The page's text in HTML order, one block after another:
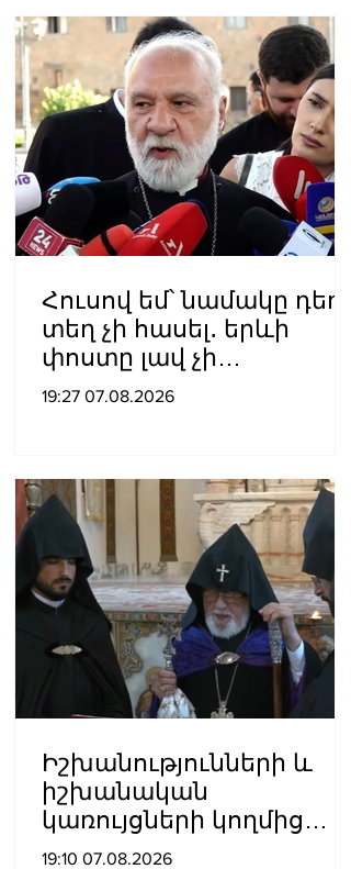
Հուսով եմ՝ նամակը դեռ
տեղ չի հասել․ երևի
փոստը լավ չի
աշխատում․ Նաթան
մասին
19:27 07.08.2026
Իշխանությունների և
իշխանական
կառույցների կողմից
քայլեր են ձեռնարկվում
19:10 07.08.2026